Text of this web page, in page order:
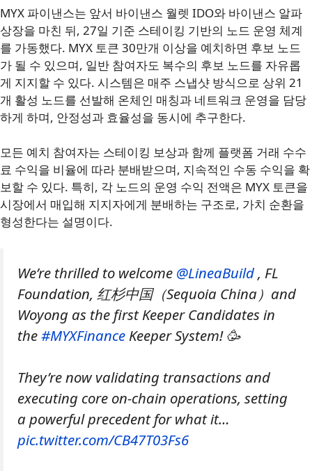
MYX 파이낸스는 앞서 바이낸스 월렛 IDO와 바이낸스 알파
상장을 마친 뒤, 27일 기준 스테이킹 기반의 노드 운영 체계
를 가동했다. MYX 토큰 30만개 이상을 예치하면 후보 노드
가 될 수 있으며, 일반 참여자도 복수의 후보 노드를 자유롭
게 지지할 수 있다. 시스템은 매주 스냅샷 방식으로 상위 21
개 활성 노드를 선발해 온체인 매칭과 네트워크 운영을 담당
하게 하며, 안정성과 효율성을 동시에 추구한다.
모든 예치 참여자는 스테이킹 보상과 함께 플랫폼 거래 수수
료 수익을 비율에 따라 분배받으며, 지속적인 수동 수익을 확
보할 수 있다. 특히, 각 노드의 운영 수익 전액은 MYX 토큰을
시장에서 매입해 지지자에게 분배하는 구조로, 가치 순환을
형성한다는 설명이다.
We’re thrilled to welcome @LineaBuild , FL
Foundation, 红杉中国（Sequoia China）and
Woyong as the first Keeper Candidates in
the#MYXFinance Keeper System! 🥳
They’re now validating transactions and
executing core on-chain operations, setting
a powerful precedent for what it…
pic.twitter.com/CB47T03Fs6